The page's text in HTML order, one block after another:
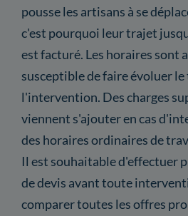
pousse les artisans à se
c'est pourquoi leur trajet
est facturé. Les horaires sont
susceptible de faire évoluer
l'intervention. Des charges
viennent s'ajouter en cas
des horaires ordinaires de
Il est souhaitable d'effectuer
de devis avant toute
comparer toutes les offres